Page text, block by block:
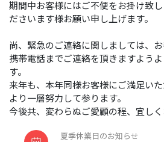
夏季休業日のお知らせ
期間中お客様にはご不便をお掛け致
ださいます様お願い申し上げます。
尚、緊急のご連絡に関しましては、
携帯電話までご連絡を頂きますよう
す。
来年も、本年同様お客様にご満足い
より一層努力して参ります。
今後共、変わらぬご愛顧の程、宜しく